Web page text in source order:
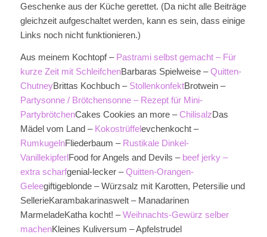
Geschenke aus der Küche gerettet. (Da nicht alle Beiträge
gleichzeit aufgeschaltet werden, kann es sein, dass einige
Links noch nicht funktionieren.)
Aus meinem Kochtopf – Pastrami selbst gemacht – Für
kurze Zeit mit SchleifchenBarbaras Spielweise –Quitten-
ChutneyBrittas Kochbuch – StollenkonfektBrotwein –
Partysonne / Brötchensonne – Rezept für Mini-
PartybrötchenCakes Cookies an more –ChilisalzDas
Mädel vom Land – Kokostrüffelevchenkocht –
RumkugelnFliederbaum – Rustikale Dinkel-
VanillekipferlFood for Angels and Devils – beef jerky –
extra scharfgenial-lecker –Quitten-Orangen-
Geleegiftigeblonde – Würzsalz mit Karotten, Petersilie und
SellerieKarambakarinaswelt – Manadarinen
MarmeladeKatha kocht! –Weihnachts-Gewürz selber
machenKleines Kuliversum – Apfelstrudel